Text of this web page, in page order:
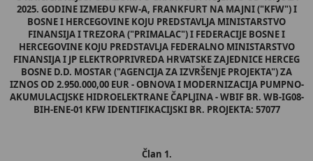
2025. GODINE IZMEĐU KFW-A, FRANKFURT NA MAJNI ("KFW") I
BOSNE I HERCEGOVINE KOJU PREDSTAVLJA MINISTARSTVO
FINANSIJA I TREZORA ("PRIMALAC") I FEDERACIJE BOSNE I
HERCEGOVINE KOJU PREDSTAVLJA FEDERALNO MINISTARSTVO
FINANSIJA I JP ELEKTROPRIVREDA HRVATSKE ZAJEDNICE HERCEG
BOSNE D.D. MOSTAR ("AGENCIJA ZA IZVRŠENJE PROJEKTA") ZA
IZNOS OD 2.950.000,00 EUR - OBNOVA I MODERNIZACIJA PUMPNO-
AKUMULACIJSKE HIDROELEKTRANE ČAPLJINA - WBIF BR. WB-IG08-
BIH-ENE-01 KFW IDENTIFIKACIJSKI BR. PROJEKTA: 57077
Član 1.